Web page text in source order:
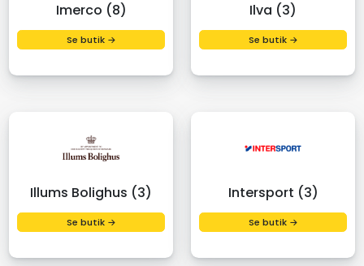
Imerco (8)
Se butik →
Ilva (3)
Se butik →
Illums Bolighus (3)
Se butik →
Intersport (3)
Se butik →